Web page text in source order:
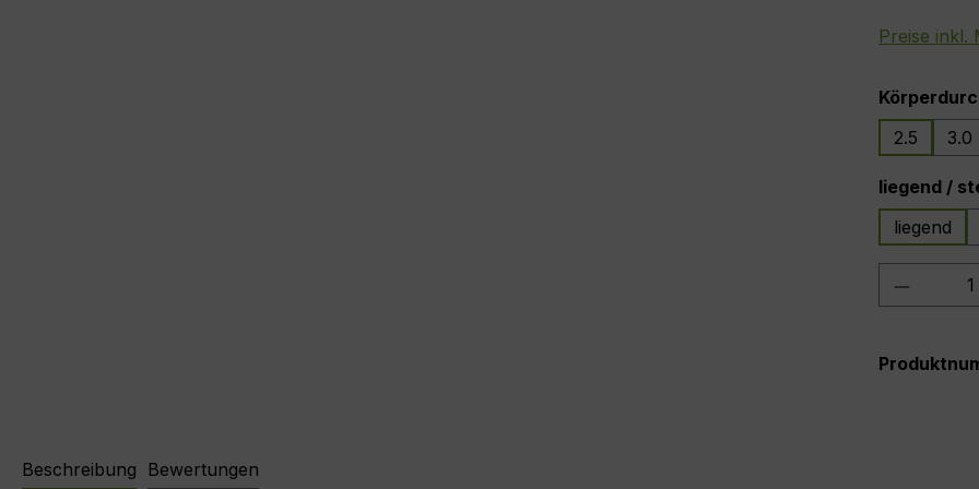
Preise inkl.
2.5
3.0
liegend /
liegend
Beschreibung Bewertungen